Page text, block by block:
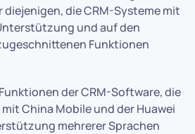
die CRM-Systeme mit
und auf den
Funktionen
der CRM-Software, die
China Mobile und der Huawei
mehrerer Sprachen